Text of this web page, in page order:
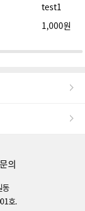
test1
1,000원
의
동
호.